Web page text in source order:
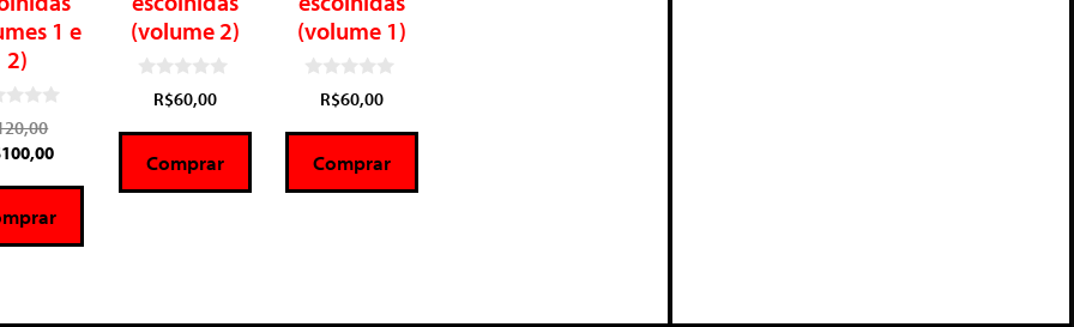
1 e
2)
100,00
(volume 2)
5
R$60,00
Comprar
(volume 1)
5
R$60,00
Comprar